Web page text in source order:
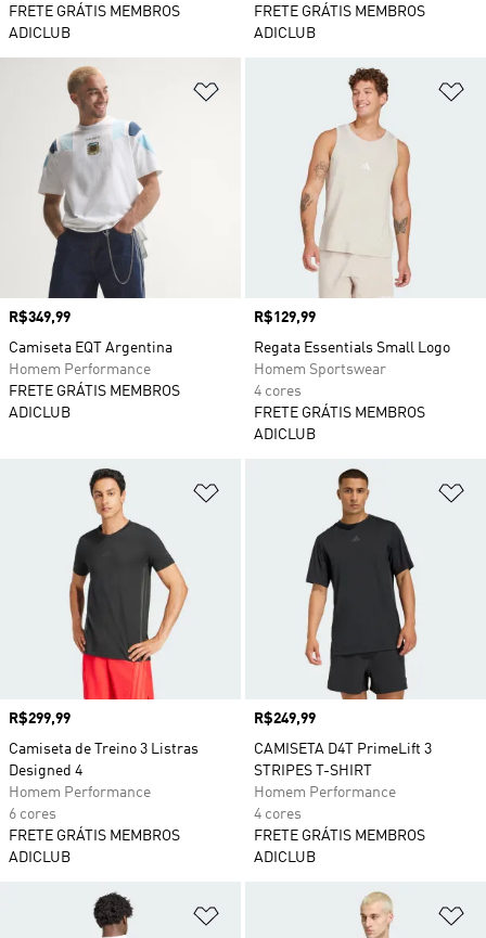
FRETE GRÁTIS MEMBROS
ADICLUB
FRETE GRÁTIS MEMBROS
ADICLUB
Adicionar à Lista de Desejos
Preço
R$349,99
Camiseta EQT Argentina
Homem Performance
FRETE GRÁTIS MEMBROS
ADICLUB
Preço
R$129,99
Regata Essentials Small Logo
Homem Sportswear
4 cores
FRETE GRÁTIS MEMBROS
ADICLUB
Adicionar à Lista de Desejos
Preço
R$299,99
Camiseta de Treino 3 Listras
Designed 4
Homem Performance
6 cores
FRETE GRÁTIS MEMBROS
ADICLUB
Preço
R$249,99
CAMISETA D4T PrimeLift 3
STRIPES T-SHIRT
Homem Performance
4 cores
FRETE GRÁTIS MEMBROS
ADICLUB
Adicionar à Lista de Desejos